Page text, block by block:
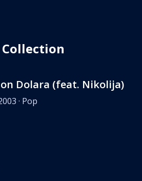
Dolara (feat. Nikolija)
· Pop